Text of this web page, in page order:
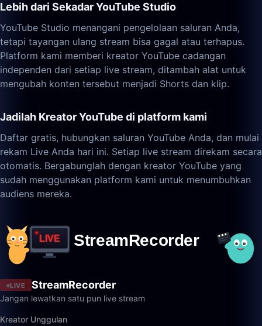
Lebih dari Sekadar YouTube Studio
YouTube Studio menangani pengelolaan saluran Anda,
tetapi tayangan ulang stream bisa gagal atau terhapus.
Platform kami memberi kreator YouTube cadangan
independen dari setiap live stream, ditambah alat untuk
mengubah konten tersebut menjadi Shorts dan klip.
Jadilah Kreator YouTube di platform kami
Daftar gratis, hubungkan saluran YouTube Anda, dan mulai
rekam Live Anda hari ini. Setiap live stream direkam secara
otomatis. Bergabunglah dengan kreator YouTube yang
sudah menggunakan platform kami untuk menumbuhkan
audiens mereka.
LIVE StreamRecorder
Jangan lewatkan satu pun live stream
Kreator Unggulan